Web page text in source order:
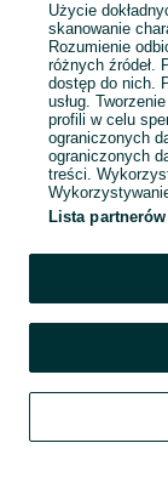
Home
Szukaj
Użycie
skanowanie
Rozumienie
różnych źródeł.
dostęp do nich.
usług.
profili w celu
ograniczonych
ograniczonych
treści.
Lista